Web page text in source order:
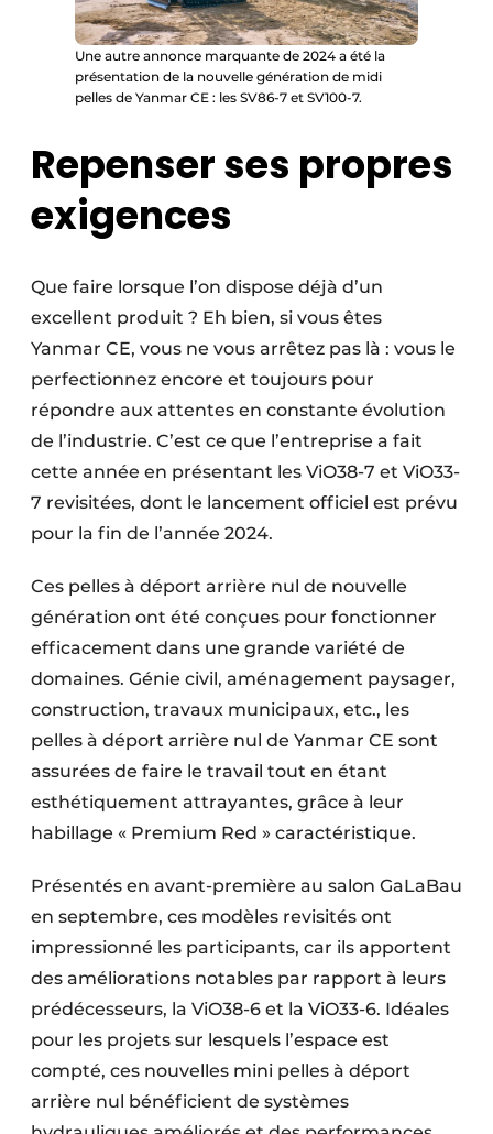
Une autre annonce marquante de 2024 a été la
présentation de la nouvelle génération de midi
pelles de Yanmar CE : les SV86-7 et SV100-7.
Repenser ses propres
exigences
Que faire lorsque l’on dispose déjà d’un
excellent produit ? Eh bien, si vous êtes
Yanmar CE, vous ne vous arrêtez pas là : vous le
perfectionnez encore et toujours pour
répondre aux attentes en constante évolution
de l’industrie. C’est ce que l’entreprise a fait
cette année en présentant les ViO38-7 et ViO33-
7 revisitées, dont le lancement officiel est prévu
pour la fin de l’année 2024.
Ces pelles à déport arrière nul de nouvelle
génération ont été conçues pour fonctionner
efficacement dans une grande variété de
domaines. Génie civil, aménagement paysager,
construction, travaux municipaux, etc., les
pelles à déport arrière nul de Yanmar CE sont
assurées de faire le travail tout en étant
esthétiquement attrayantes, grâce à leur
habillage « Premium Red » caractéristique.
Présentés en avant-première au salon GaLaBau
en septembre, ces modèles revisités ont
impressionné les participants, car ils apportent
des améliorations notables par rapport à leurs
prédécesseurs, la ViO38-6 et la ViO33-6. Idéales
pour les projets sur lesquels l’espace est
compté, ces nouvelles mini pelles à déport
arrière nul bénéficient de systèmes